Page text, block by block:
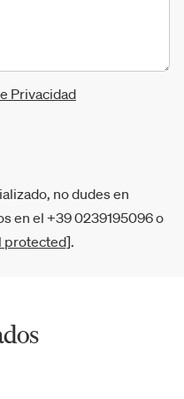
Privacidad
no dudes en
en el +39 0239195096 o
protected].